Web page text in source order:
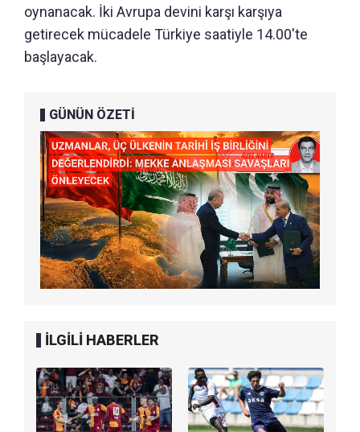
oynanacak. İki Avrupa devini karşı karşıya
getirecek mücadele Türkiye saatiyle 14.00'te
başlayacak.
GÜNÜN ÖZETİ
İLGİLİ HABERLER